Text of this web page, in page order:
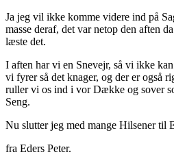
Ja jeg vil ikke komme videre ind på
masse deraf, det var netop den aften
læste det.
I aften har vi en Snevejr, så vi ikke
vi fyrer så det knager, og der er også
ruller vi os ind i vor Dække og sover
Seng.
Nu slutter jeg med mange Hilsener til
fra Eders Peter.